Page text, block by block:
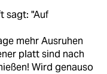
sagt: "Auf
mehr Ausruhen
platt sind nach
Wird genauso